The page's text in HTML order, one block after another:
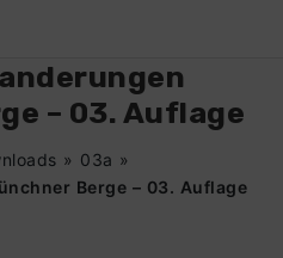
– 03. Auflage
» 03a »
Berge – 03. Auflage